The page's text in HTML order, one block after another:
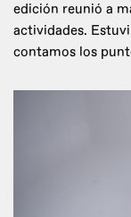
edición reunió a
actividades.
contamos los